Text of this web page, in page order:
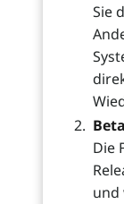
Sie
Die
und